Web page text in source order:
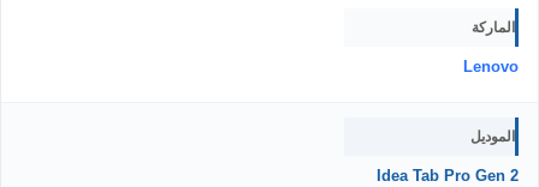
الماركة
Lenovo
الموديل
Idea Tab Pro Gen 2